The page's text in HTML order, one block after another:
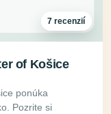
7 recenzií
of Košice
ponúka
Pozrite si